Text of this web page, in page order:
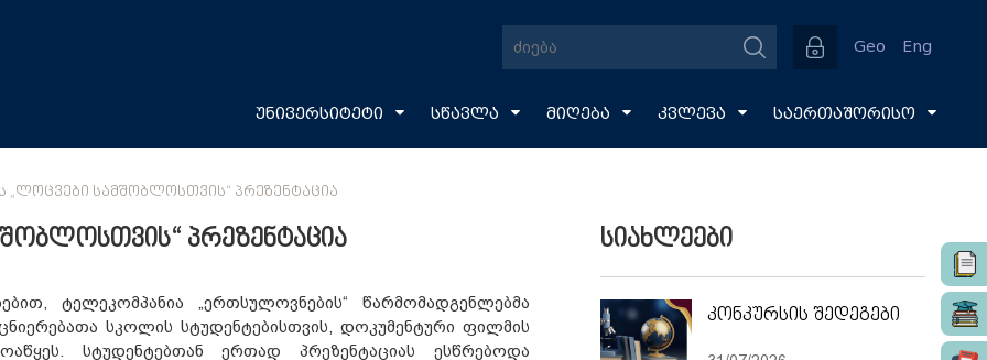
Geo Eng
უნივერსიტეტი სწავლა მიღება კვლევა საერთაშორისო
ᲡᲐᲛᲨᲝᲑᲚᲝᲡᲗᲕᲘᲡ“ ᲞᲠᲔᲖᲔᲜᲢᲐᲪᲘᲐ
პრეზენტაცია
ტელეკომპანია „ერთსულოვნების“ წარმომადგენლებმა
სკოლის სტუდენტებისთვის, დოკუმენტური ფილმის
სტუდენტებთან ერთად პრეზენტაციას ესწრებოდა
სიახლეები
კონკურსის შედეგები